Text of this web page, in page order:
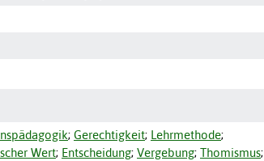
; Gerechtigkeit; Lehrmethode;
Wert; Entscheidung; Vergebung; Thomismus;